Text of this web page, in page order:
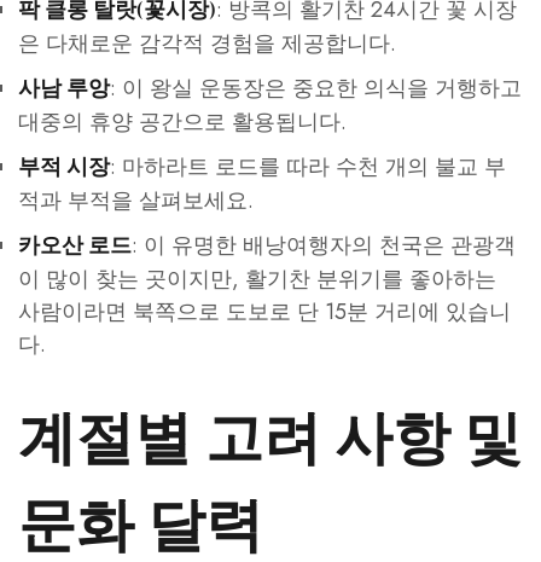
팍 클롱 탈랏(꽃시장): 방콕의 활기찬 24시간 꽃 시장
은 다채로운 감각적 경험을 제공합니다.
사남 루앙: 이 왕실 운동장은 중요한 의식을 거행하고
대중의 휴양 공간으로 활용됩니다.
부적 시장: 마하라트 로드를 따라 수천 개의 불교 부
적과 부적을 살펴보세요.
카오산 로드: 이 유명한 배낭여행자의 천국은 관광객
이 많이 찾는 곳이지만, 활기찬 분위기를 좋아하는
사람이라면 북쪽으로 도보로 단 15분 거리에 있습니
다.
계절별 고려 사항 및
문화 달력